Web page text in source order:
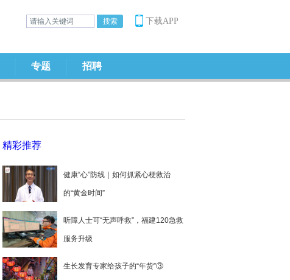
下载APP
专题 招聘
精彩推荐
健康“心”防线｜如何抓紧心梗救治
的“黄金时间”
听障人士可“无声呼救”，福建120急救
服务升级
生长发育专家给孩子的“年货”③